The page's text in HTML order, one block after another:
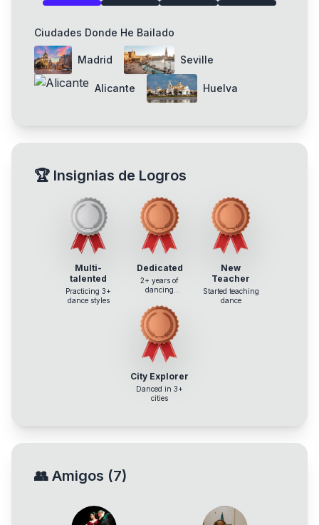
Ciudades Donde He Bailado
Madrid Seville
Alicante Huelva
🏆 Insignias de Logros
Multi-
talented
Practicing 3+
dance styles
Dedicated
2+ years of
dancing
New
Teacher
Started teaching
dance
City Explorer
Danced in 3+
cities
👥 Amigos (7)